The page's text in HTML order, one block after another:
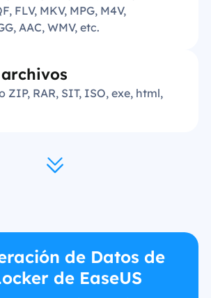
FLV, MKV, MPG, M4V,
AAC, WMV, etc.
ZIP, RAR, SIT, ISO, exe, html,
de Datos de
de EaseUS